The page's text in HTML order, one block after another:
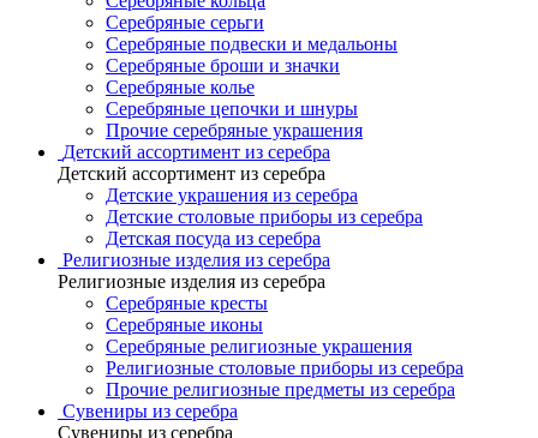
Серебряные серьги
Серебряные подвески и медальоны
Серебряные броши и значки
Серебряные колье
Серебряные цепочки и шнуры
Прочие серебряные украшения
Детский ассортимент из серебра
Детский ассортимент из серебра
Детские украшения из серебра
Детские столовые приборы из серебра
Детская посуда из серебра
Религиозные изделия из серебра
Религиозные изделия из серебра
Серебряные кресты
Серебряные иконы
Серебряные религиозные украшения
Религиозные столовые приборы из серебра
Прочие религиозные предметы из серебра
Сувениры из серебра
Сувениры из серебра